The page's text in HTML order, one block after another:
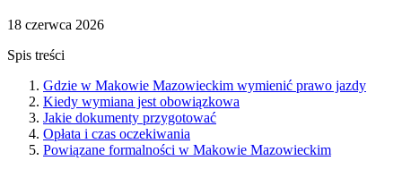
18 czerwca 2026
Spis treści
Gdzie w Makowie Mazowieckim wymienić prawo jazdy
Kiedy wymiana jest obowiązkowa
Jakie dokumenty przygotować
Opłata i czas oczekiwania
Powiązane formalności w Makowie Mazowieckim